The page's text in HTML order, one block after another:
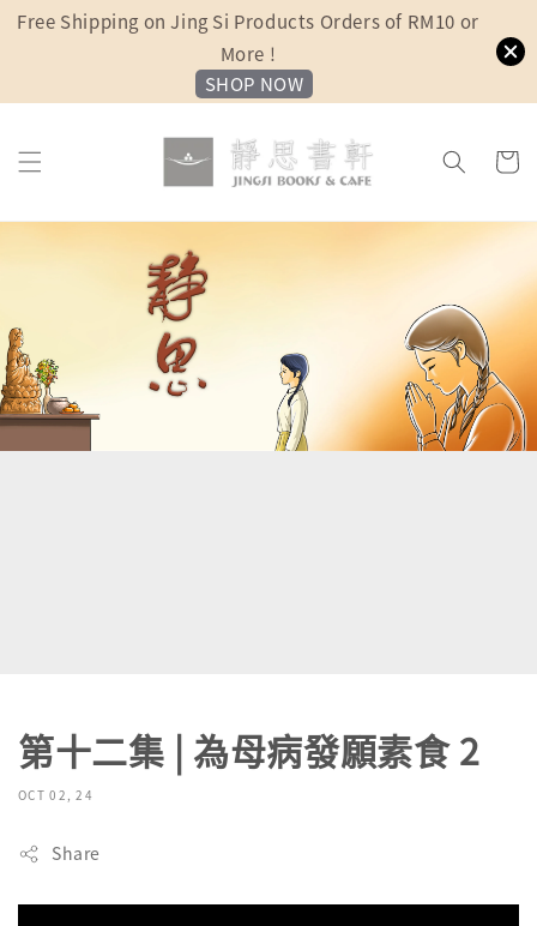
Free Shipping on Jing Si Products Orders of RM10 or
More !
SHOP NOW
第十二集 | 為母病發願素食 2
OCT 02, 24
Share